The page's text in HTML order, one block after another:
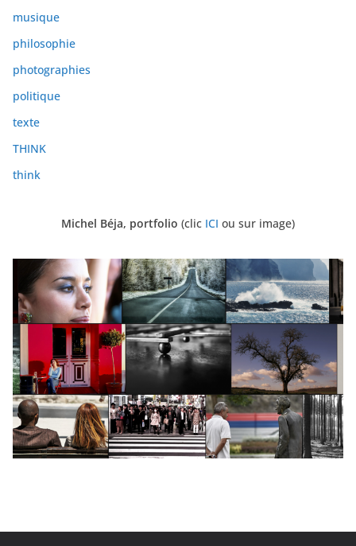
musique
philosophie
photographies
politique
texte
THINK
think
Michel Béja, portfolio (clic ICI ou sur image)